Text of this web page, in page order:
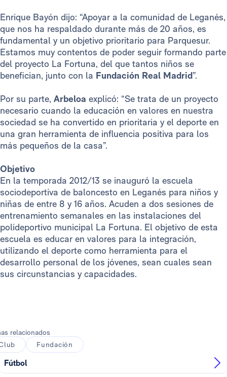
Enrique Bayón dijo: “Apoyar a la comunidad de Leganés,
que nos ha respaldado durante más de 20 años, es
fundamental y un objetivo prioritario para Parquesur.
Estamos muy contentos de poder seguir formando parte
del proyecto La Fortuna, del que tantos niños se
benefician, junto con la Fundación Real Madrid”.
Por su parte, Arbeloa explicó: “Se trata de un proyecto
necesario cuando la educación en valores en nuestra
sociedad se ha convertido en prioritaria y el deporte en
una gran herramienta de influencia positiva para los
más pequeños de la casa”.
Objetivo
En la temporada 2012/13 se inauguró la escuela
sociodeportiva de baloncesto en Leganés para niños y
niñas de entre 8 y 16 años. Acuden a dos sesiones de
entrenamiento semanales en las instalaciones del
polideportivo municipal La Fortuna. El objetivo de esta
escuela es educar en valores para la integración,
utilizando el deporte como herramienta para el
desarrollo personal de los jóvenes, sean cuales sean
sus circunstancias y capacidades.
relacionados
Fundación
Fútbol